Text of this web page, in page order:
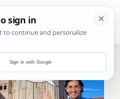
Sign in with Google